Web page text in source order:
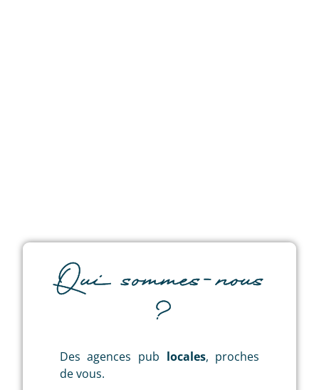
Qui sommes-nous
?
Des agences pub locales, proches
de vous.